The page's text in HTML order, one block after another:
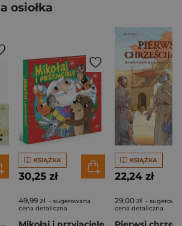
osiołka
KSIĄŻKA
30,25 zł
49,99 zł - sugerowana
cena detaliczna
KSIĄŻKA
22,24 zł
29,00 zł -
cena detaliczna